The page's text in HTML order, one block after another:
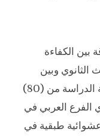
بين الكفاءة
الثانوي وبين
الاستيعاب التفسيري. وقد تألفت عينة الدراسة من (80)
الفرع العربي في
طبقية في